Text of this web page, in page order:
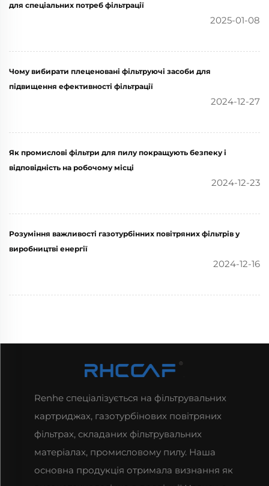
для спеціальних потреб фільтрації
2025-01-08
Чому вибирати плеценовані фільтруючі засоби для
підвищення ефективності фільтрації
2024-12-27
Як промислові фільтри для пилу покращують безпеку і
відповідність на робочому місці
2024-12-23
Розуміння важливості газотурбінних повітряних фільтрів у
виробництві енергії
2024-12-16
Renhe спеціалізується на фільтрувальних
картриджах, газотурбінових повітряних
фільтрах, складаних фільтрувальних
матеріалах, промисловому пилу. Наша
основна продукція отримала визнання як